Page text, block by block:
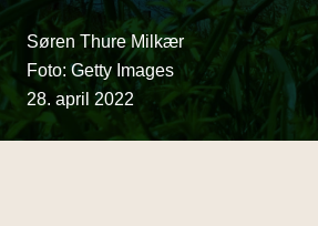
Søren Thure Milkær
Foto: Getty Images
28. april 2022